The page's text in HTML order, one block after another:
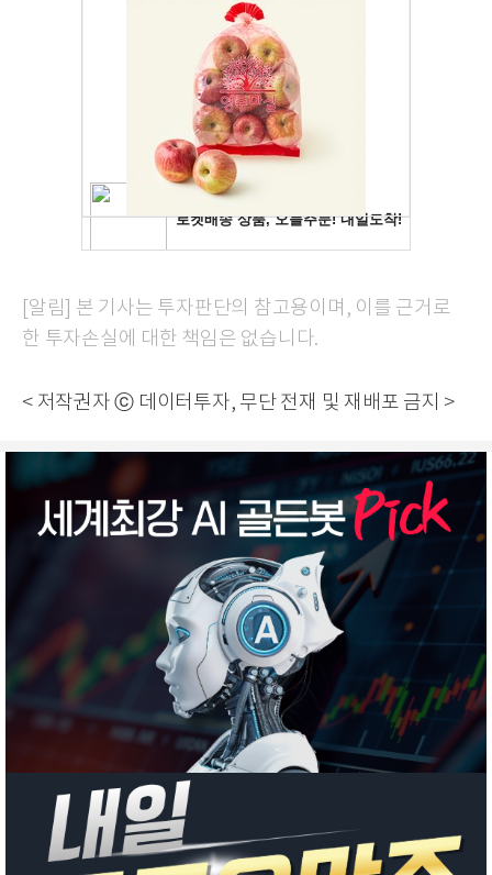
[알림] 본 기사는 투자판단의 참고용이며, 이를 근거로
한 투자손실에 대한 책임은 없습니다.
< 저작권자 ⓒ 데이터투자, 무단 전재 및 재배포 금지 >